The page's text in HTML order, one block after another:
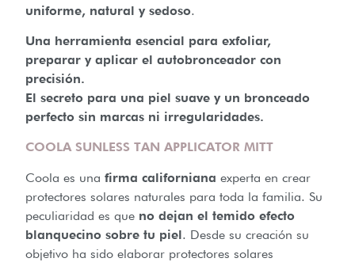
uniforme, natural y sedoso.
Una herramienta esencial para exfoliar,
preparar y aplicar el autobronceador con
precisión.
El secreto para una piel suave y un bronceado
perfecto sin marcas ni irregularidades.
COOLA SUNLESS TAN APPLICATOR MITT
Coola es una firma californiana experta en crear
protectores solares naturales para toda la familia. Su
peculiaridad es que no dejan el temido efecto
blanquecino sobre tu piel. Desde su creación su
objetivo ha sido elaborar protectores solares